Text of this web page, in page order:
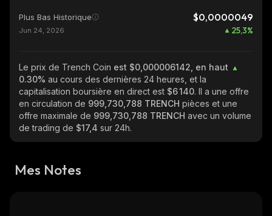
Plus Bas Historique $0,0000049
Jun 24, 2026 25,3%
Le prix de Trench Coin est $0,000006142, en haut
0.30% au cours des dernières 24 heures, et la
capitalisation boursière en direct est $6 140. Il a une offre
en circulation de 999,730,788 TRENCH pièces et une
offre maximale de 999,730,788 TRENCH avec un volume
de trading de $17,4 sur 24h.
Mes Notes